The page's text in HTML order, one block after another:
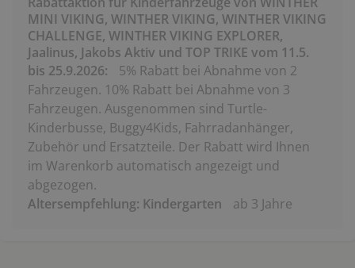
MINI VIKING, WINTHER VIKING, WINTHER VIKING
CHALLENGE, WINTHER VIKING EXPLORER,
Jaalinus, Jakobs Aktiv und TOP TRIKE vom 11.5.
bis 25.9.2026:
5% Rabatt bei Abnahme von 2
Fahrzeugen. 10% Rabatt bei Abnahme von 3
Fahrzeugen. Ausgenommen sind Turtle-
Kinderbusse, Buggy4Kids, Fahrradanhänger,
Zubehör und Ersatzteile. Der Rabatt wird Ihnen
im Warenkorb automatisch angezeigt und
abgezogen.
Altersempfehlung: Kindergarten
ab 3 Jahre